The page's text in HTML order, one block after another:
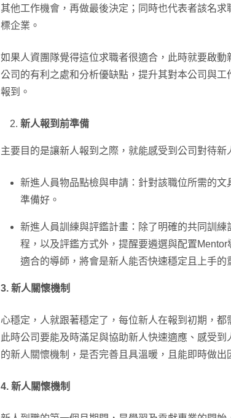
其他工作機會，再做最後決定；同時也代表者該名求
標企業。
如果人資團隊覺得這位求職者很適合，此時就要啟
公司的有利之處和分析優缺點，提升其對本公司與
報到。
新人報到前準備
主要目的是讓新人報到之際，就能感受到公司對待新
新進人員物品點檢與申請：針對該職位所需的
準備好。
新進人員訓練與評鑑計畫：除了明確的共同訓
程，以及評鑑方式外，提醒要遴選與配置
適合的導師，將會是新人能否快速穩定且上手的
3. 新人關懷機制
心穩定，人就跟著穩定了，每位新人在報到初期，都
此時公司要能及時滿足與協助新人快速適應、感受
的新人關懷機制，是否完善且具溫暖，且能即時做出
4. 新人關懷機制